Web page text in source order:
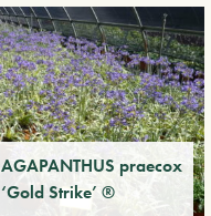
AGAPANTHUS praecox
‘Gold Strike’ ®